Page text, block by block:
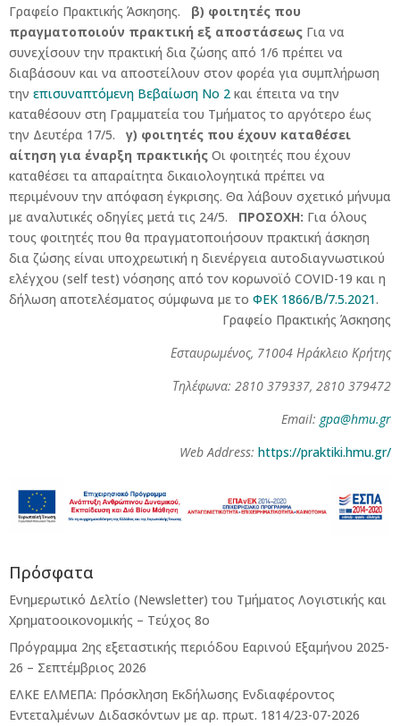
Γραφείο Πρακτικής Άσκησης. β) φοιτητές που
πραγματοποιούν πρακτική εξ αποστάσεως Για να
συνεχίσουν την πρακτική δια ζώσης από 1/6 πρέπει να
διαβάσουν και να αποστείλουν στον φορέα για συμπλήρωση
την επισυναπτόμενη Βεβαίωση Νο 2 και έπειτα να την
καταθέσουν στη Γραμματεία του Τμήματος το αργότερο έως
την Δευτέρα 17/5. γ) φοιτητές που έχουν καταθέσει
αίτηση για έναρξη πρακτικής Οι φοιτητές που έχουν
καταθέσει τα απαραίτητα δικαιολογητικά πρέπει να
περιμένουν την απόφαση έγκρισης. Θα λάβουν σχετικό μήνυμα
με αναλυτικές οδηγίες μετά τις 24/5. ΠΡΟΣΟΧΗ: Για όλους
τους φοιτητές που θα πραγματοποιήσουν πρακτική άσκηση
δια ζώσης είναι υποχρεωτική η διενέργεια αυτοδιαγνωστικού
ελέγχου (self test) νόσησης από τον κορωνοϊό COVID-19 και η
δήλωση αποτελέσματος σύμφωνα με το ΦΕΚ 1866/Β΄/7.5.2021.
Γραφείο Πρακτικής Άσκησης
Εσταυρωμένος, 71004 Ηράκλειο Κρήτης
Τηλέφωνα: 2810 379337, 2810 379472
Email: gpa@hmu.gr
Web Address: https://praktiki.hmu.gr/
Πρόσφατα
Ενημερωτικό Δελτίο (Newsletter) του Τμήματος Λογιστικής και
Χρηματοοικονομικής – Τεύχος 8ο
Πρόγραμμα 2ης εξεταστικής περιόδου Eαρινού Eξαμήνου 2025-
26 – Σεπτέμβριος 2026
ΕΛΚΕ ΕΛΜΕΠΑ: Πρόσκληση Εκδήλωσης Ενδιαφέροντος
Εντεταλμένων Διδασκόντων με αρ. πρωτ. 1814/23-07-2026